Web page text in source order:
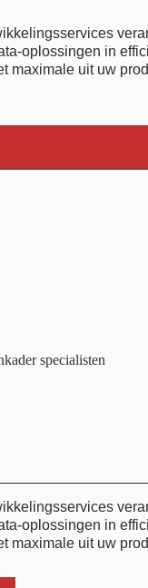
oplossingen in
maximale uit uw
specialisten
oplossingen in
maximale uit uw